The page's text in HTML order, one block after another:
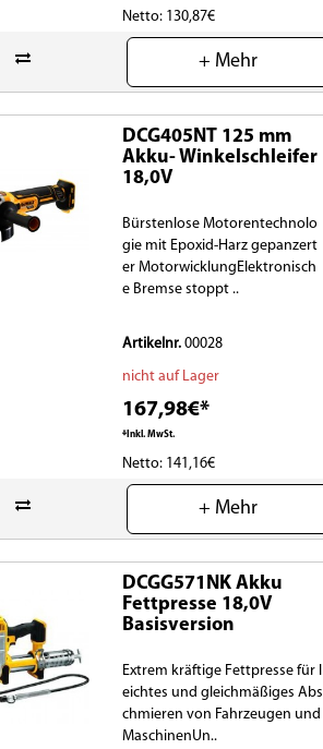
Netto: 130,87€
(0)
+ Mehr
DCG405NT 125 mm
Akku- Winkelschleifer
18,0V
Bürstenlose Motorentechnolo
gie mit Epoxid-Harz gepanzert
er MotorwicklungElektronisch
e Bremse stoppt ..
Artikelnr. 00028
nicht auf Lager
167,98€*
*Inkl. MwSt.
Netto: 141,16€
(0)
+ Mehr
DCGG571NK Akku
Fettpresse 18,0V
Basisversion
Extrem kräftige Fettpresse für l
eichtes und gleichmäßiges Abs
chmieren von Fahrzeugen und
MaschinenUn..